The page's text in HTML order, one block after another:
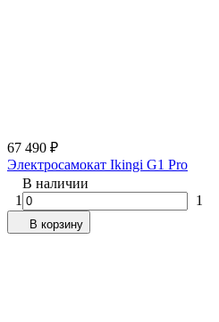
67 490 ₽
Электросамокат Ikingi G1 Pro
В наличии
1
1
В корзину